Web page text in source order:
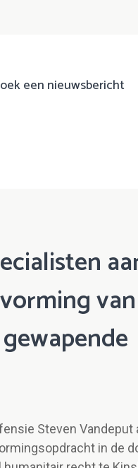
een nieuwsbericht
van
Steven Vandeput
in de